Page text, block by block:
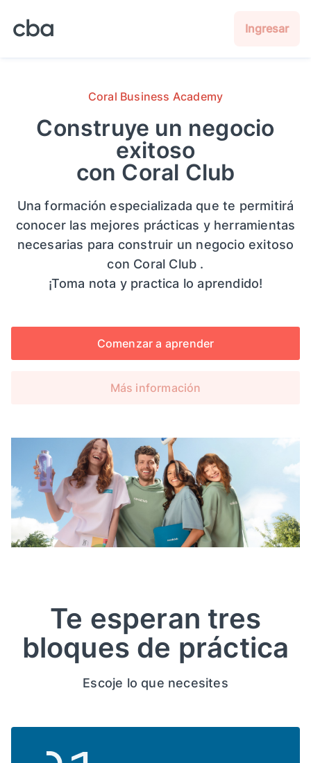
Ingresar
Coral Business Academy
Construye un negocio
exitoso
con Coral Club
Una formación especializada que te permitirá
conocer las mejores prácticas y herramientas
necesarias para construir un negocio exitoso
con Coral Club .
¡Toma nota y practica lo aprendido!
Comenzar a aprender
Más información
Te esperan tres
bloques de práctica
Escoje lo que necesites